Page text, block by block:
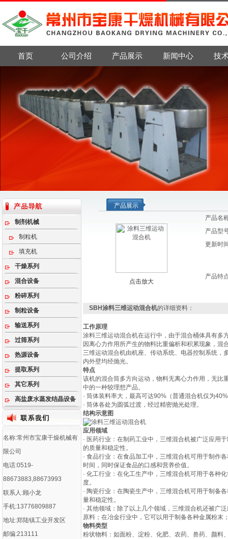
首页 公司介绍 产品展示 新闻中心 技
制剂机械
制粒机
填充机
干燥系列
混合设备
粉碎系列
制粒设备
输送系列
过筛系列
热源设备
提取系列
其它系列
高盐废水蒸发结晶设备
名称:常州市宝康干燥机械有
限公司
电话:0519-
88673883,88673993
联系人:顾小龙
手机:13776809887
地址:郑陆镇工业开发区
邮编:213111
产品展示
点击放大
产品名
产品型
更新时
产品特
SBH涂料三维运动混合机的详细资料：
工作原理
涂料三维运动混合机在运行中，由于混合桶体具有多
因离心力作用所产生的物料比重偏析和积累现象，混
三维运动混合机由机座、传动系统、电器控制系统，
内外壁均经抛光。
特点
该机的混合筒多方向运动，物料无离心力作用，无
中的一种较理想产品。
· 筒体装料率大，最高可达90%（普通混合机仅为
· 筒体各处为圆弧过渡，经过精密抛光处理。
结构示意图
应用领域
· 医药行业：在制药工业中，三维混合机被广泛应用
的质量和稳定性。
· 食品行业：在食品加工中，三维混合机可用于制作
时间，同时保证食品的口感和营养价值。
· 化工行业：在化工生产中，三维混合机可用于各种
度。
· 陶瓷行业：在陶瓷生产中，三维混合机可用于制备
量和稳定性。
· 其他领域：除了以上几个领域，三维混合机还被广
原料；在冶金行业中，它可以用于制备各种金属粉末
物料类型
粉状物料‌：如面粉、淀粉、化肥、农药、兽药、颜料